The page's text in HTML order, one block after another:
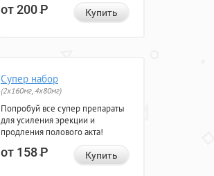
от 200Р Купить
Супер набор
(2х160мг, 4х80мг)
Попробуй все супер препараты
для усиления эрекции и
продления полового акта!
от 158Р Купить